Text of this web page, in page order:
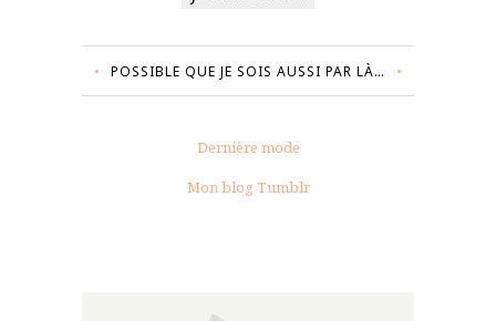
POSSIBLE QUE JE SOIS AUSSI PAR LÀ…
Dernière mode
Mon blog Tumblr